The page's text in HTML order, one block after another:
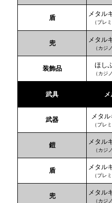
盾
メタル
（プレ
兜 メタル
（カジ
装飾品 ほし
（カジ
武具
武器 メタ
（プレ
鎧 メタル
（カジ
盾 メタル
（プレ
兜 メタル
（カジ